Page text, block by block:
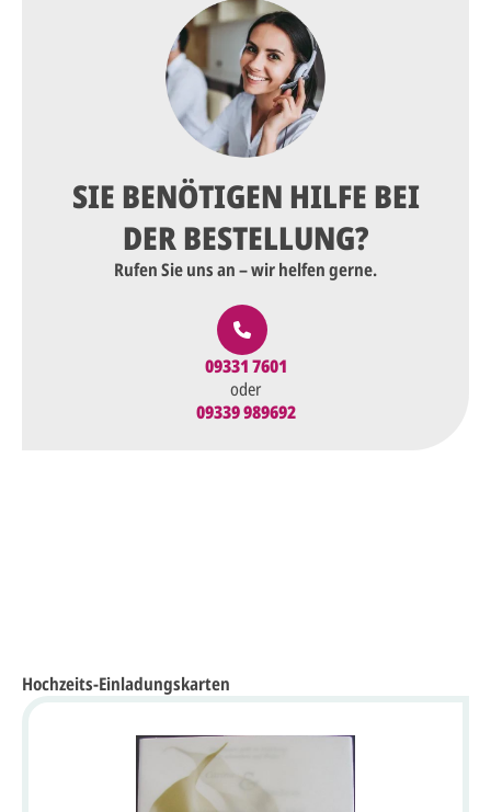
SIE BENÖTIGEN HILFE BEI
DER BESTELLUNG?
Rufen Sie uns an – wir helfen gerne.
09331 7601
oder
09339 989692
Hochzeits-Einladungskarten